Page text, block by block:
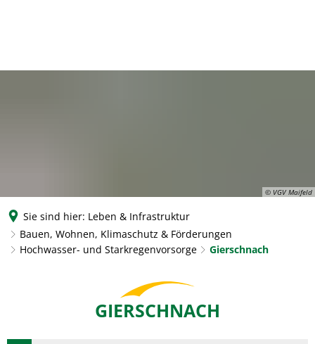
© VGV Maifeld
Sie sind hier: Leben & Infrastruktur
Bauen, Wohnen, Klimaschutz & Förderungen
Hochwasser- und Starkregenvorsorge
Gierschnach
GIERSCHNACH